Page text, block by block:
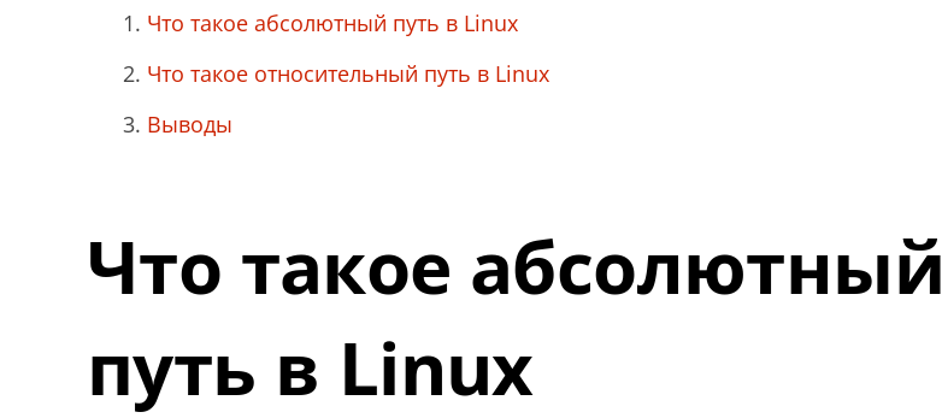
Что такое абсолютный путь в Linux
Что такое относительный путь в Linux
Выводы
Что такое абсолютный
путь в Linux